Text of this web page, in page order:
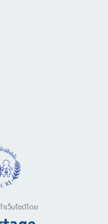
เว็บไซต์โดย